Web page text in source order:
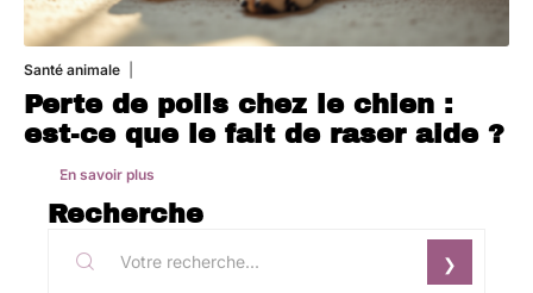
Santé animale
Perte de poils chez le chien :
est-ce que le fait de raser aide ?
En savoir plus
Recherche